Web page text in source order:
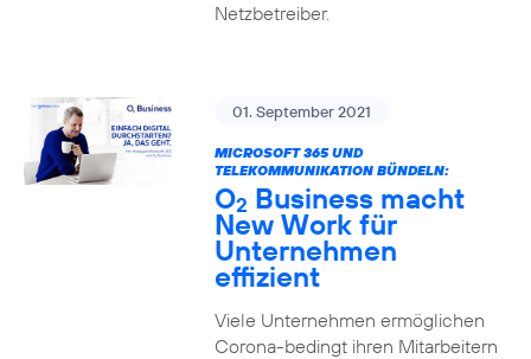
Netzbetreiber.
01. September 2021
MICROSOFT 365 UND
TELEKOMMUNIKATION BÜNDELN:
O2 Business macht
New Work für
Unternehmen
effizient
Viele Unternehmen ermöglichen
Corona-bedingt ihren Mitarbeitern